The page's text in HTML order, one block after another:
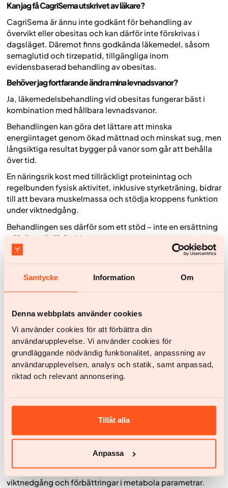
Samtycke Information Om
Denna webbplats använder cookies
Vi använder cookies för att förbättra din
användarupplevelse. Vi använder cookies för
grundläggande nödvändig funktionalitet, anpassning av
användarupplevelsen, analys och statik, samt anpassad,
riktad och relevant annonsering.
Tillåt alla
Anpassa
Kan jag få CagriSema utskrivet av läkare?
CagriSema är ännu inte godkänt för behandling av
övervikt eller obesitas och kan därför inte förskrivas i
dagsläget. Däremot finns godkända läkemedel, såsom
semaglutid och tirzepatid, tillgängliga inom
evidensbaserad behandling av obesitas.
Behöver jag fortfarande ändra mina levnadsvanor?
Ja, läkemedelsbehandling vid obesitas fungerar bäst i
kombination med hållbara levnadsvanor.
Behandlingen kan göra det lättare att minska
energiintaget genom ökad mättnad och minskat sug, men
långsiktiga resultat bygger på vanor som går att behålla
över tid.
En näringsrik kost med tillräckligt proteinintag och
regelbunden fysisk aktivitet, inklusive styrketräning, bidrar
till att bevara muskelmassa och stödja kroppens funktion
under viktnedgång.
Behandlingen ses därför som ett stöd – inte en ersättning
– för livsstilsförändringar.
Vad innebär studierna REDEFINE 1 och REDEFINE 2 i forskningen
kring CagriSema?
REDEFINE 1 och REDEFINE 2 är två stora fas 3-studier som
utgör delar av den kliniska forskningen kring CagriSema.
säkerhet vid behandling av övervikt och obesitas samt typ
2-diabetes.
Studierna har genomförts under 68 veckor och omfattar
tillsammans flera tusen deltagare:
REDEFINE 1 inkluderade personer med övervikt eller
I båda studierna jämfördes CagriSema med placebo, och
i REDEFINE 1 även med de enskilda komponenterna
(semaglutid och cagrilintid).
Resultaten visar att behandlingen leder till en tydlig
viktnedgång och förbättringar i metabola parametrar.